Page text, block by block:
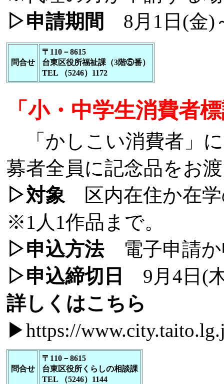
▷申請期間
8月1日(金)
問合せ
〒110－8615
台東区役所福祉課（3階⑤番）
TEL （5246）1172
「小・中学生消費者
「かしこい消費者」
募者全員に記念品をお
▷対象区内在住か在学
※1人1作品まで。
▷申込方法電子申請か
▷申込締切日
9月4日(
詳しくはこちら
▶https://
問合せ
〒110－8615
台東区役所くらしの相談課
TEL （5246）1144